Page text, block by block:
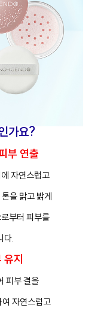
가요?
부 연출
자연스럽고
을 맑고 밝게
부터 피부를
다.
지
피부 결을
자연스럽고